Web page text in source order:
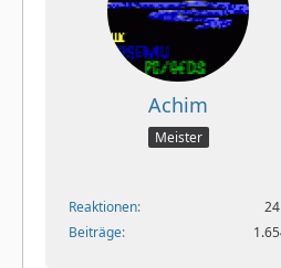
Achim
Meister
Reaktionen
Beiträge